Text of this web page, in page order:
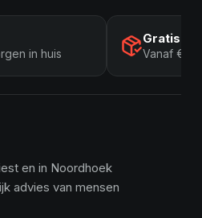
in huis
Gratis
Vanaf €
en in Noordhoek
advies van mensen